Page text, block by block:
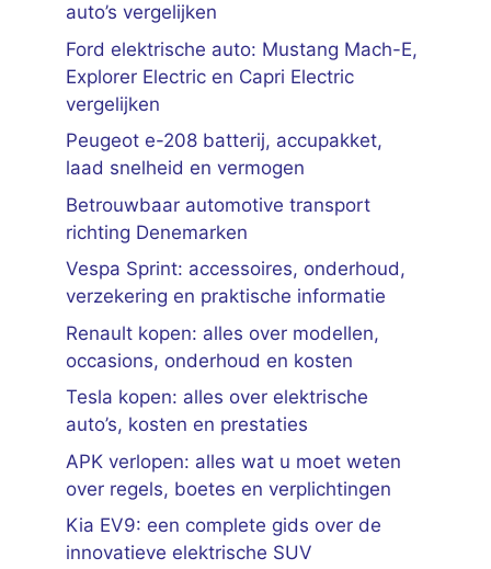
auto’s vergelijken
Ford elektrische auto: Mustang Mach-E,
Explorer Electric en Capri Electric
vergelijken
Peugeot e-208 batterij, accupakket,
laad snelheid en vermogen
Betrouwbaar automotive transport
richting Denemarken
Vespa Sprint: accessoires, onderhoud,
verzekering en praktische informatie
Renault kopen: alles over modellen,
occasions, onderhoud en kosten
Tesla kopen: alles over elektrische
auto’s, kosten en prestaties
APK verlopen: alles wat u moet weten
over regels, boetes en verplichtingen
Kia EV9: een complete gids over de
innovatieve elektrische SUV